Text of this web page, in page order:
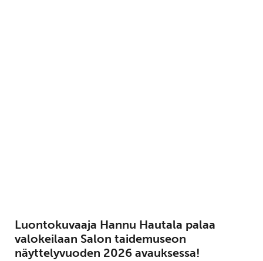
Luontokuvaaja Hannu Hautala palaa
valokeilaan Salon taidemuseon
näyttelyvuoden 2026 avauksessa!